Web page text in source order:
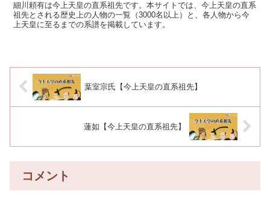
細川頼有は今上天皇の直系祖先です。本サイトでは、今上天皇の直系
祖先とされる歴史上の人物の一覧（3000名以上）と、各人物から今
上天皇に至るまでの系譜を掲載しています。
葉室宗氏【今上天皇の直系祖先】
蓮如【今上天皇の直系祖先】
コメント